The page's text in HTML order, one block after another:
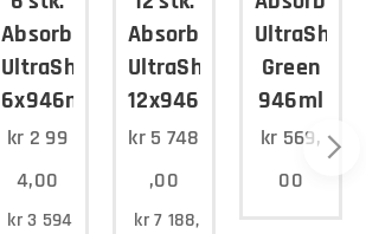
Absorbine
UltraShield
6x946ml
kr 2 99
4,00
kr3 594
Absorbine
UltraShield
12x946ml
kr 5 748
,00
kr7 188,
UltraShield
Green
946ml
kr 569,
00